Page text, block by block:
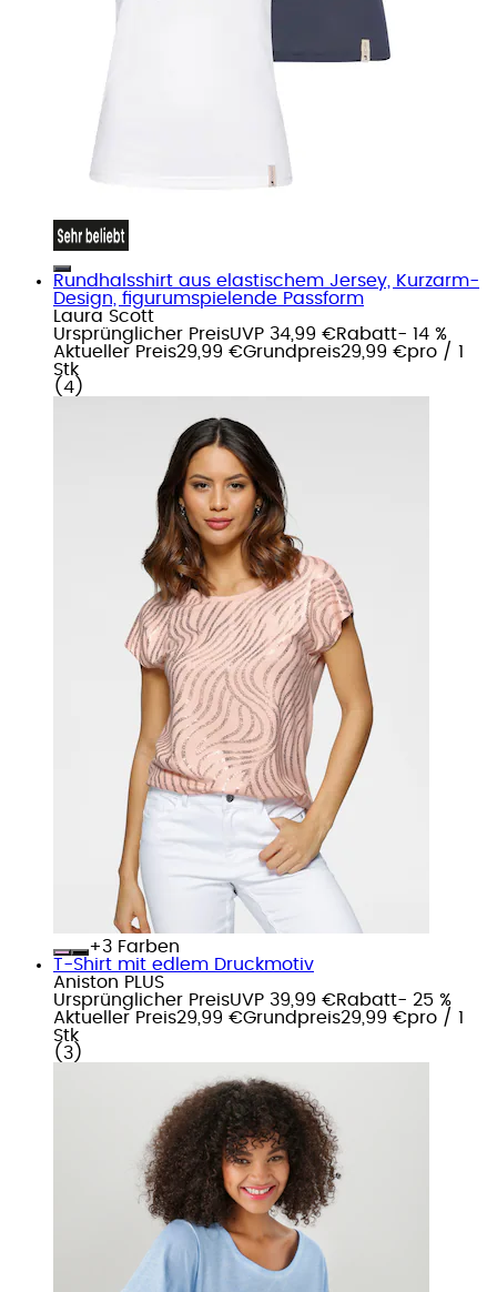
Rundhalsshirt aus elastischem Jersey, Kurzarm-
Design, figurumspielende Passform
Laura Scott
Ursprünglicher PreisUVP 34,99 €Rabatt- 14 %
Aktueller Preis29,99 €Grundpreis29,99 €pro / 1
Stk
( 4 )
+
Farben
T-Shirt mit edlem Druckmotiv
Aniston PLUS
Ursprünglicher PreisUVP 39,99 €Rabatt- 25 %
Aktueller Preis29,99 €Grundpreis29,99 €pro / 1
Stk
( 3 )